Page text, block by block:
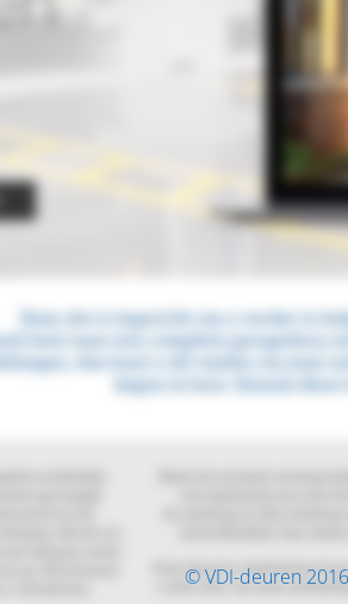
© VDI-deuren 2016